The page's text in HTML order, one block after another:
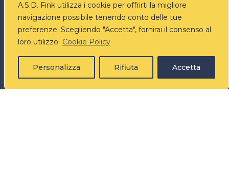
A.S.D. Fink utilizza i cookie per offrirti la migliore
navigazione possibile tenendo conto delle tue
preferenze. Scegliendo "Accetta", fornirai il consenso al
loro utilizzo. Cookie Policy
Personalizza Rifiuta Accetta
email: segreteria@asdfink.it
web: https://www.asdfink.it
A.S.D. FINK